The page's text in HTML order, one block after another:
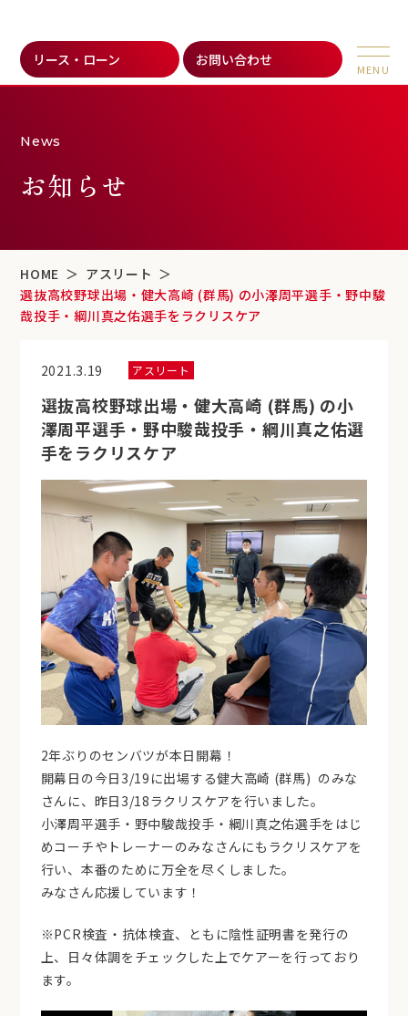
リース・ローン お問い合わせ
News
お知らせ
HOME
アスリート
選抜高校野球出場・健大高崎 (群馬) の小澤周平選手・野中駿
哉投手・綱川真之佑選手をラクリスケア
2021.3.19 アスリート
選抜高校野球出場・健大高崎 (群馬) の小
澤周平選手・野中駿哉投手・綱川真之佑選
手をラクリスケア
2年ぶりのセンバツが本日開幕！
開幕日の今日3/19に出場する健大高崎 (群馬) のみな
さんに、昨日3/18ラクリスケアを行いました。
小澤周平選手・野中駿哉投手・綱川真之佑選手をはじ
めコーチやトレーナーのみなさんにもラクリスケアを
行い、本番のために万全を尽くしました。
みなさん応援しています！
※PCR検査・抗体検査、ともに陰性証明書を発行の
上、日々体調をチェックした上でケアーを行っており
ます。